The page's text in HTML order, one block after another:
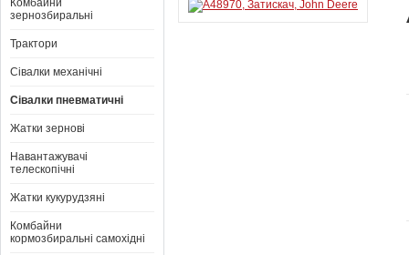
Комбайни
зернозбиральні
Трактори
Сівалки механічні
Сівалки пневматичні
Жатки зернові
Навантажувачі
телескопічні
Жатки кукурудзяні
Комбайни
кормозбиральні самохідні